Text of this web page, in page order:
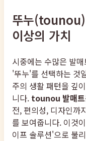
뚜누(tounou)
이상의 가치
시중에는 수많은 발
'뚜누'를 선택하는 것
주의 생활 패턴을 깊
니다. tounou 발매트
전, 편의성, 디자인까
를 보여줍니다. 이것
이프 솔루션'으로 불